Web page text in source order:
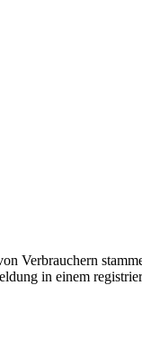
Verbrauchern
in einem